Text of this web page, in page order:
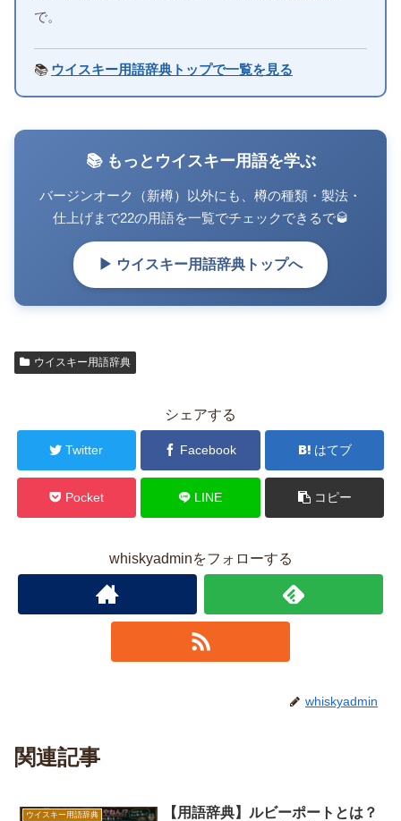
で。
📚 ウイスキー用語辞典トップで一覧を見る
📚 もっとウイスキー用語を学ぶ
バージンオーク（新樽）以外にも、樽の種類・製法・
仕上げまで22の用語を一覧でチェックできるで🥃
▶ ウイスキー用語辞典トップへ
ウイスキー用語辞典
シェアする
Twitter Facebook はてブ
Pocket LINE コピー
whiskyadminをフォローする
whiskyadmin
関連記事
ウイスキー用語辞典
【用語辞典】ルビーポートとは？